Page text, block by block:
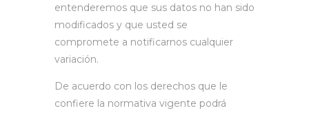
entenderemos que sus datos no han sido
modificados y que usted se
compromete a notificarnos cualquier
variación.
De acuerdo con los derechos que le
confiere la normativa vigente podrá